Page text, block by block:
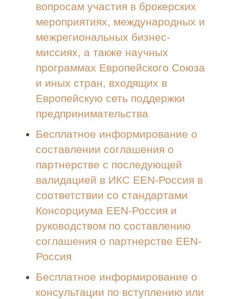
вопросам участия в брокерских
мероприятиях, международных и
межрегиональных бизнес-
миссиях, а также научных
программах Европейского Союза
и иных стран, входящих в
Европейскую сеть поддержки
предпринимательства
Бесплатное информирование о
составлении соглашения о
партнерстве с последующей
валидацией в ИКС EEN-Россия в
соответствии со стандартами
Консорциума EEN-Россия и
руководством по составлению
соглашения о партнерстве EEN-
Россия
Бесплатное информирование о
консультации по вступлению или